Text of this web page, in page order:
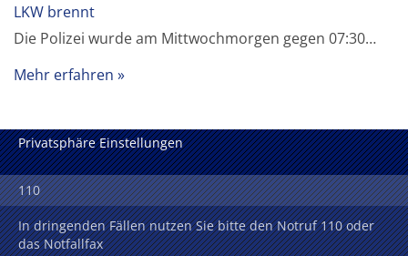
LKW brennt
Die Polizei wurde am Mittwochmorgen gegen 07:30…
Mehr erfahren
Privatsphäre Einstellungen
110
In dringenden Fällen nutzen Sie bitte den Notruf 110 oder
das Notfallfax